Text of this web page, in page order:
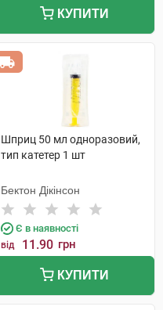
КУПИТИ
Шприц 50 мл одноразовий,
тип катетер 1 шт
Бектон Дікінсон
Є в наявності
від 11.90 грн
КУПИТИ